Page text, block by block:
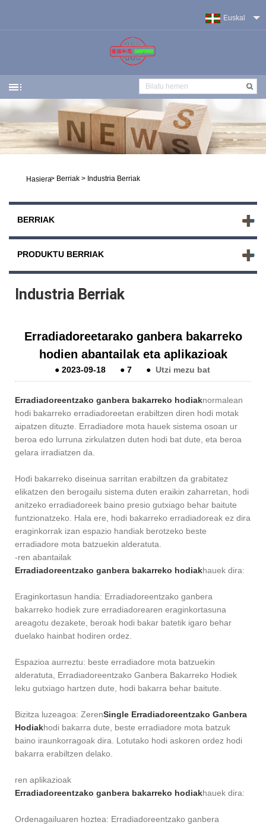
Euskal
Hasiera> Berriak > Industria Berriak
BERRIAK
PRODUKTU BERRIAK
Industria Berriak
Erradiadoreetarako ganbera bakarreko
hodien abantailak eta aplikazioak
●2023-09-18 ●7 ● Utzi mezu bat
Erradiadoreentzako ganbera bakarreko hodiaknormalean
hodi bakarreko erradiadoreetan erabiltzen diren hodi motak
aipatzen dituzte. Erradiadore mota hauek sistema osoan ur
beroa edo lurruna zirkulatzen duten hodi bat dute, eta beroa
gelara irradiatzen da.
Hodi bakarreko diseinua sarritan erabiltzen da grabitatez
elikatzen den berogailu sistema duten eraikin zaharretan, hodi
anitzeko erradiadoreek baino presio gutxiago behar baitute
funtzionatzeko. Hala ere, hodi bakarreko erradiadoreak ez dira
eraginkorrak izan espazio handiak berotzeko beste
erradiadore mota batzuekin alderatuta.
-ren abantailak
Erradiadoreentzako ganbera bakarreko hodiakhauek dira:
Eraginkortasun handia: Erradiadoreentzako ganbera
bakarreko hodiek zure erradiadorearen eraginkortasuna
areagotu dezakete, beroak hodi bakar batetik igaro behar
duelako hainbat hodiren ordez.
Espazioa aurreztu: beste erradiadore mota batzuekin
alderatuta, Erradiadoreentzako Ganbera Bakarreko Hodiek
leku gutxiago hartzen dute, hodi bakarra behar baitute.
Bizitza luzeagoa: ZerenSingle Erradiadoreentzako Ganbera
Hodiakhodi bakarra dute, beste erradiadore mota batzuk
baino iraunkorragoak dira. Lotutako hodi askoren ordez hodi
bakarra erabiltzen delako.
ren aplikazioak
Erradiadoreentzako ganbera bakarreko hodiakhauek dira:
Ordenagailuaren hoztea: Erradiadoreentzako ganbera